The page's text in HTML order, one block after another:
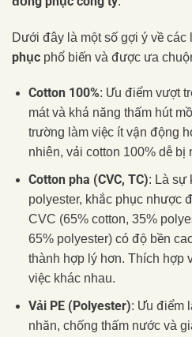
Dưới đây là một số gợi ý về các
phục phổ biến và được ưa
Cotton 100%: Ưu điểm vượt
mát và khả năng thấm hút
trường làm việc ít vận động
nhiên, vải cotton 100% dễ bị
Cotton pha (CVC, TC): Là sự
polyester, khắc phục nhược
CVC (65% cotton, 35%
65% polyester) có độ bền
thành hợp lý hơn. Thích hợp
việc khác nhau.
Vải PE (Polyester): Ưu điểm
nhăn, chống thấm nước và